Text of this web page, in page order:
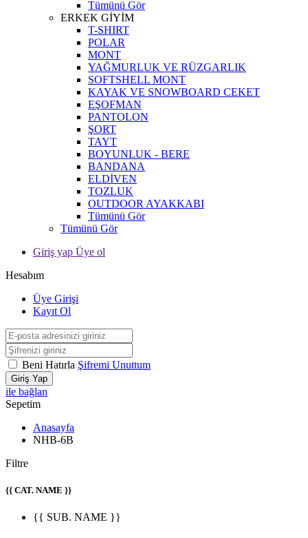
Tümünü Gör
ERKEK GİYİM
T-SHIRT
POLAR
MONT
YAĞMURLUK VE RÜZGARLIK
SOFTSHELL MONT
KAYAK VE SNOWBOARD CEKET
EŞOFMAN
PANTOLON
ŞORT
TAYT
BOYUNLUK - BERE
BANDANA
ELDİVEN
TOZLUK
OUTDOOR AYAKKABI
Tümünü Gör
Tümünü Gör
Giriş yap Üye ol
Hesabım
Üye Girişi
Kayıt Ol
Beni Hatırla Şifremi Unuttum
Giriş Yap
ile bağlan
Sepetim
Anasayfa
NHB-6B
Filtre
{{ CAT. NAME }}
{{ SUB. NAME }}